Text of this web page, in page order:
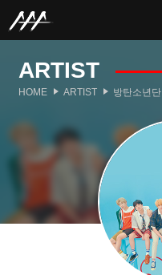
ARTIST
HOME ARTIST 방탄소년단